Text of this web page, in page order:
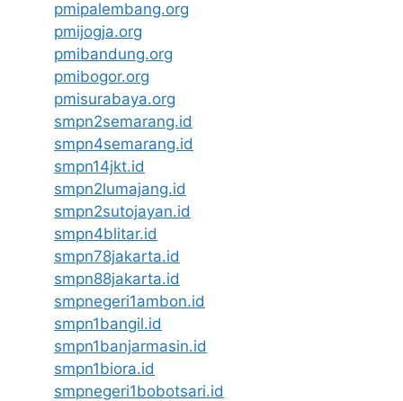
pmipalembang.org
pmijogja.org
pmibandung.org
pmibogor.org
pmisurabaya.org
smpn2semarang.id
smpn4semarang.id
smpn14jkt.id
smpn2lumajang.id
smpn2sutojayan.id
smpn4blitar.id
smpn78jakarta.id
smpn88jakarta.id
smpnegeri1ambon.id
smpn1bangil.id
smpn1banjarmasin.id
smpn1biora.id
smpnegeri1bobotsari.id